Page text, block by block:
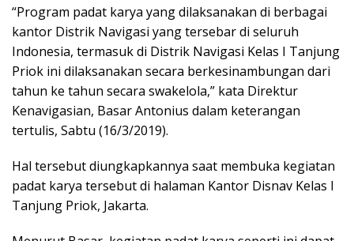
“Program padat karya yang dilaksanakan di berbagai
kantor Distrik Navigasi yang tersebar di seluruh
Indonesia, termasuk di Distrik Navigasi Kelas I Tanjung
Priok ini dilaksanakan secara berkesinambungan dari
tahun ke tahun secara swakelola,” kata Direktur
Kenavigasian, Basar Antonius dalam keterangan
tertulis, Sabtu (16/3/2019).
Hal tersebut diungkapkannya saat membuka kegiatan
padat karya tersebut di halaman Kantor Disnav Kelas I
Tanjung Priok, Jakarta.